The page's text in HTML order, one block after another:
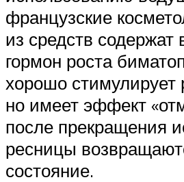
французские
из средств содержат
гормон роста
хорошо стимулирует
но имеет эффект
после прекращения
ресницы
состояние.